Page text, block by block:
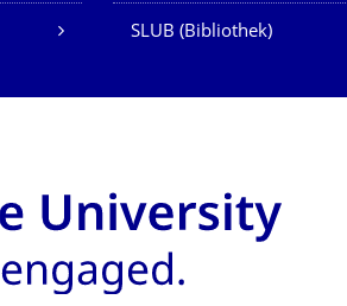
SLUB (Bibliothek)